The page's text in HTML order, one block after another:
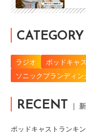
CATEGORY
ラジオ ポッドキャ
ソニックブランディン
RECENT ｜
ポッドキャストランキ